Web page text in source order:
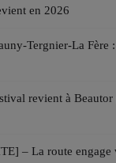
en 2026
Tergnier-La Fère
revient à
– La route engage